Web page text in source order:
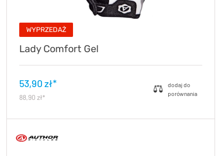
WYPRZEDAŻ
Lady Comfort Gel
53,90 zł*
88,90 zł*